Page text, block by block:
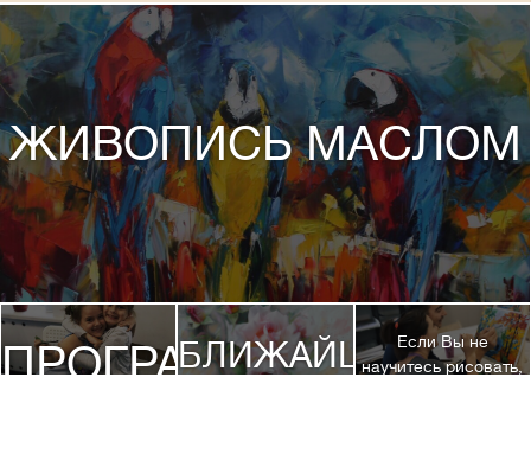
ЖИВОПИСЬ МАСЛОМ
ПРОГРАММЫ
БЛИЖАЙШИЕЕсли Вы не
научитесь рисовать,